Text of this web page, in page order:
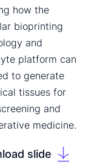
how the
bioprinting
and
platform can
to generate
tissues for
and
medicine.
slide